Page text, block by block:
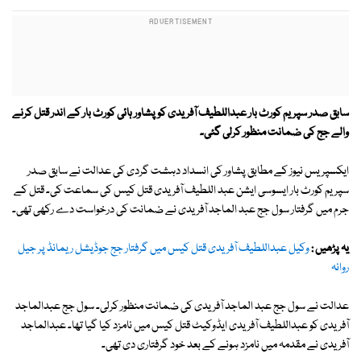
سابق صدر سپریم کورٹ بار عبداللطیف آفریدی کو پشاور ہائی کورٹ بار کے اندر قتل کرنے
والے جج کی ضمانت منظور کرلی گئی۔
ایکسپریس نیوز کے مطابق پشاور کی انسداد دہشت گردی کی عدالت نے سابق صدر
سپریم کورٹ بار ایسوسی ایشن عبد اللطیف آفریدی قتل کیس کی سماعت کی۔ قتل کے
جرم میں گرفتار سول جج عبد الماجد آفریدی نے ضمانت کی درخواست دے رکھی تھی۔
یہ پڑھیں :وکیل عبداللطیف آفریدی قتل کیس میں گرفتار جج جوڈیشل ریمانڈ پر جیل
روانہ
عدالت نے سول جج عبد الماجد آفریدی کی ضمانت منظور کرلی۔ سول جج عبدالماجد
آفریدی کو عبداللطیف آفریدی ایڈوکیٹ قتل کیس میں نامزد کیا گیا تھا۔ عبدالماجد
آفریدی نے مقدمہ میں نامزد ہونے کے بعد خود گرفتاری دی تھی۔